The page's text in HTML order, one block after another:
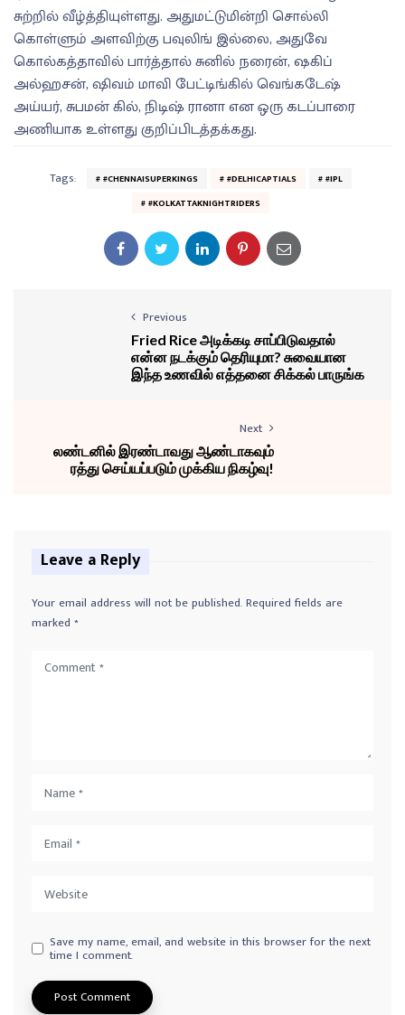
சுற்றில் வீழ்த்தியுள்ளது. அதுமட்டுமின்றி சொல்லி
கொள்ளும் அளவிற்கு பவுலிங் இல்லை, அதுவே
கொல்கத்தாவில் பார்த்தால் சுனில் நரைன், ஷகிப்
அல்ஹசன், ஷிவம் மாவி பேட்டிங்கில் வெங்கடேஷ்
அய்யர், சுபமன் கில், நிடிஷ் ரானா என ஒரு கடப்பாரை
அணியாக உள்ளது குறிப்பிடத்தக்கது.
Tags: #CHENNAISUPERKINGS #DELHICAPTIALS
#IPL
#KOLKATTAKNIGHTRIDERS
Previous
Fried Rice அடிக்கடி சாப்பிடுவதால்
என்ன நடக்கும் தெரியுமா? சுவையான
இந்த உணவில் எத்தனை சிக்கல் பாருங்க
Next
லண்டனில் இரண்டாவது ஆண்டாகவும்
ரத்து செய்யப்படும் முக்கிய நிகழ்வு!
Leave a Reply
Your email address will not be published.Required fields are
marked *
Save my name, email, and website in this browser for the next
time I comment.